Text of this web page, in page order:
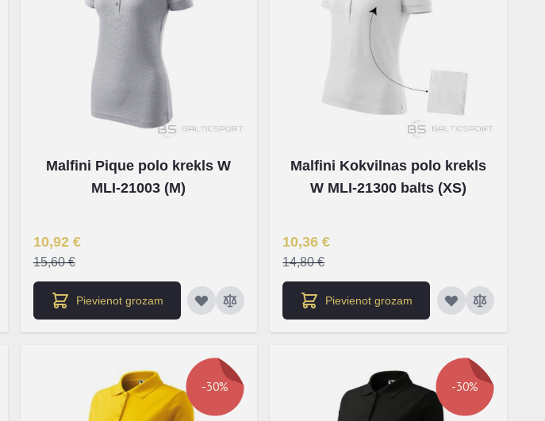
Malfini Pique polo krekls W
MLI-21003 (M)
Īpaša Cena
10,92 €
15,60 €
Pievienot grozam
Malfini Kokvilnas polo krekls
W MLI-21300 balts (XS)
Īpaša Cena
10,36 €
14,80 €
Pievienot grozam
-30% -30%